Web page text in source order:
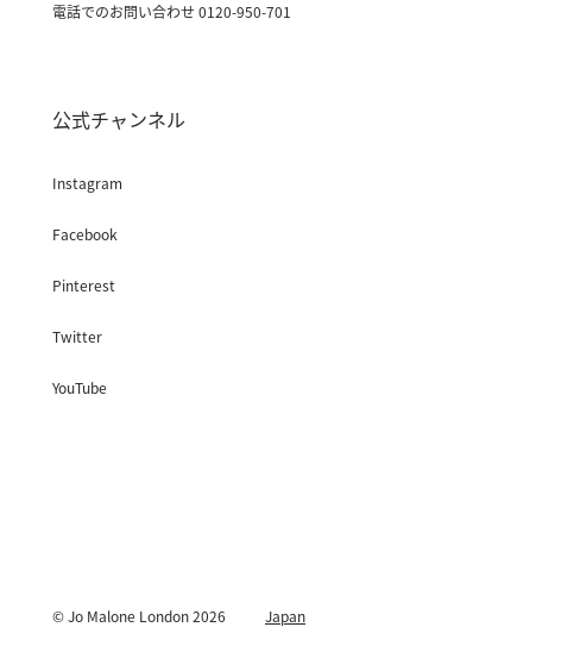
電話でのお問い合わせ 0120-950-701
公式チャンネル
Instagram
Facebook
Pinterest
Twitter
YouTube
Japan
© Jo Malone London 2026